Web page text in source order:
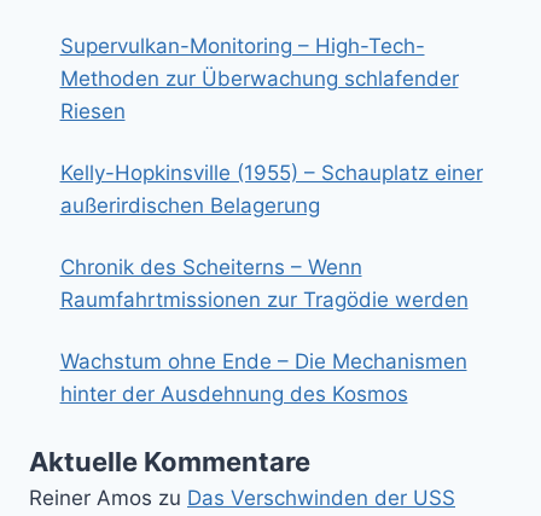
Supervulkan-Monitoring – High-Tech-
Methoden zur Überwachung schlafender
Riesen
Kelly-Hopkinsville (1955) – Schauplatz einer
außerirdischen Belagerung
Chronik des Scheiterns – Wenn
Raumfahrtmissionen zur Tragödie werden
Wachstum ohne Ende – Die Mechanismen
hinter der Ausdehnung des Kosmos
Aktuelle Kommentare
Reiner Amos zu Das Verschwinden der USS